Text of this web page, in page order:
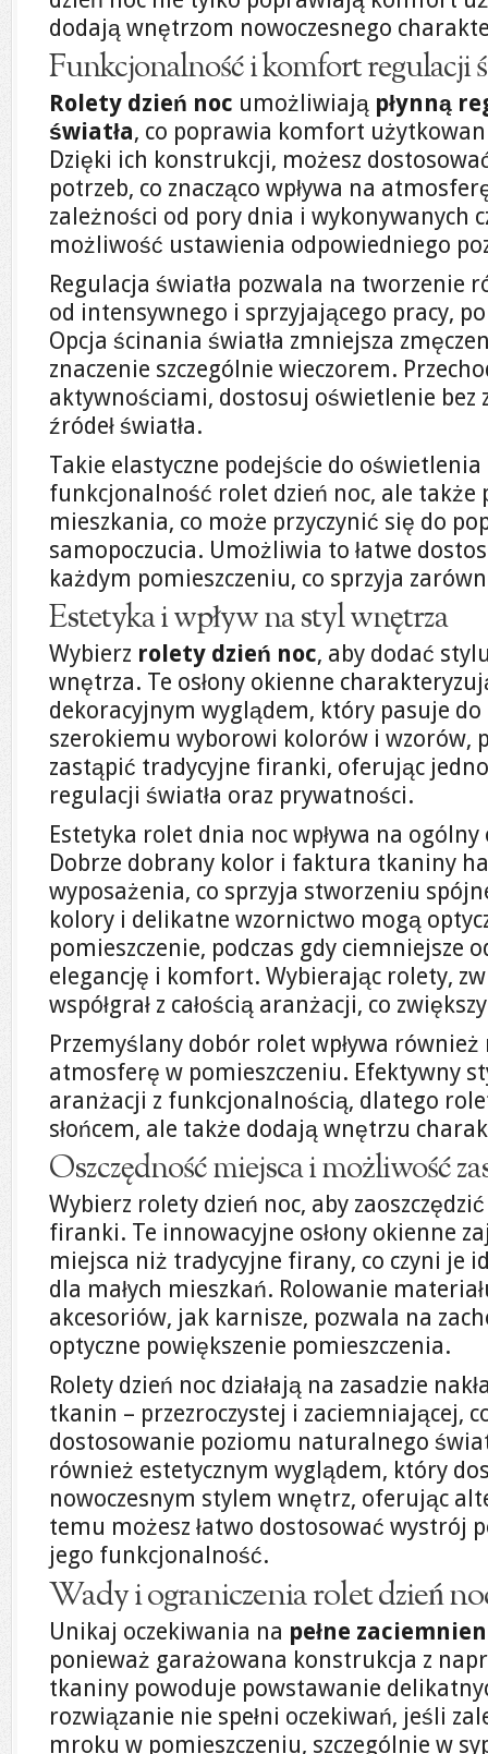
dodają wnętrzom nowoczesnego
Funkcjonalność i komfort regulacji
Rolety dzień noc umożliwiają płynną
światła, co poprawia komfort
Dzięki ich konstrukcji, możesz
potrzeb, co znacząco wpływa na
zależności od pory dnia i wykonywanych
możliwość ustawienia odpowiedniego
Regulacja światła pozwala na tworzenie
od intensywnego i sprzyjającego pracy,
Opcja ścinania światła zmniejsza
znaczenie szczególnie wieczorem.
aktywnościami, dostosuj oświetlenie bez
źródeł światła.
Takie elastyczne podejście do
funkcjonalność rolet dzień noc, ale
mieszkania, co może przyczynić się do
samopoczucia. Umożliwia to łatwe
każdym pomieszczeniu, co sprzyja
Estetyka i wpływ na styl wnętrza
Wybierz rolety dzień noc, aby dodać
wnętrza. Te osłony okienne
dekoracyjnym wyglądem, który pasuje
szerokiemu wyborowi kolorów i wzorów,
zastąpić tradycyjne firanki, oferując
regulacji światła oraz prywatności.
Estetyka rolet dnia noc wpływa na
Dobrze dobrany kolor i faktura tkaniny
wyposażenia, co sprzyja stworzeniu
kolory i delikatne wzornictwo mogą
pomieszczenie, podczas gdy ciemniejsze
elegancję i komfort. Wybierając rolety,
współgrał z całością aranżacji, co
Przemyślany dobór rolet wpływa
atmosferę w pomieszczeniu. Efektywny
aranżacji z funkcjonalnością, dlatego
słońcem, ale także dodają wnętrzu
Oszczędność miejsca i możliwość
Wybierz rolety dzień noc, aby
firanki. Te innowacyjne osłony okienne
miejsca niż tradycyjne firany, co czyni je
dla małych mieszkań. Rolowanie
akcesoriów, jak karnisze, pozwala na
optyczne powiększenie pomieszczenia.
Rolety dzień noc działają na zasadzie
tkanin – przezroczystej i zaciemniającej,
dostosowanie poziomu naturalnego
również estetycznym wyglądem, który
nowoczesnym stylem wnętrz, oferując
temu możesz łatwo dostosować wystrój
jego funkcjonalność.
Wady i ograniczenia rolet dzień
Unikaj oczekiwania na pełne
ponieważ garażowana konstrukcja z
tkaniny powoduje powstawanie
rozwiązanie nie spełni oczekiwań, jeśli
mroku w pomieszczeniu, szczególnie w